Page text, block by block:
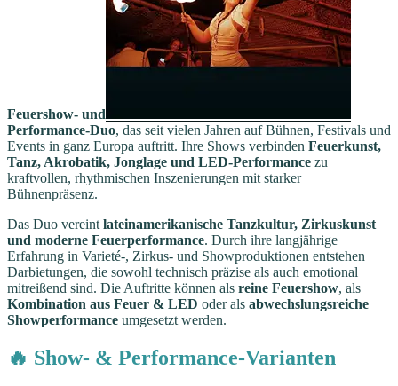
Feuershow- und
Performance-Duo, das seit vielen Jahren auf Bühnen, Festivals und
Events in ganz Europa auftritt. Ihre Shows verbinden Feuerkunst,
Tanz, Akrobatik, Jonglage und LED-Performance zu
kraftvollen, rhythmischen Inszenierungen mit starker
Bühnenpräsenz.
Das Duo vereint lateinamerikanische Tanzkultur, Zirkuskunst
und moderne Feuerperformance. Durch ihre langjährige
Erfahrung in Varieté-, Zirkus- und Showproduktionen entstehen
Darbietungen, die sowohl technisch präzise als auch emotional
mitreißend sind. Die Auftritte können als reine Feuershow, als
Kombination aus Feuer & LED oder als abwechslungsreiche
Showperformance umgesetzt werden.
🔥 Show- & Performance-Varianten